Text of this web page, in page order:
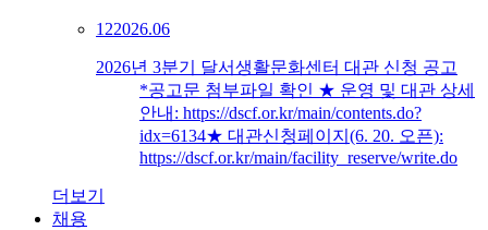
122026.06
2026년 3분기 달서생활문화센터 대관 신청 공고
*공고문 첨부파일 확인 ★ 운영 및 대관 상세
안내: https://dscf.or.kr/main/contents.do?
idx=6134★ 대관신청페이지(6. 20. 오픈):
https://dscf.or.kr/main/facility_reserve/write.do
더보기
채용